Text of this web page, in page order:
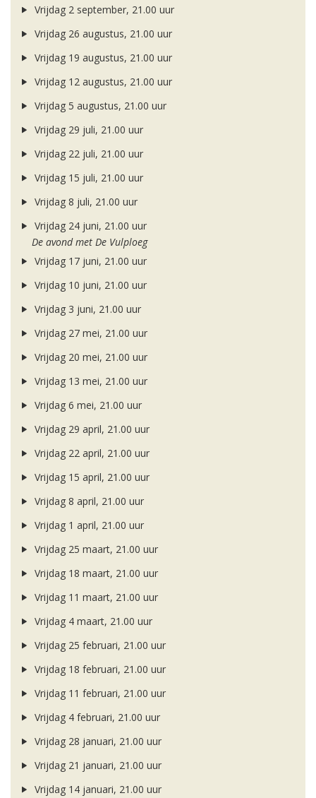
Vrijdag 2 september, 21.00 uur
Vrijdag 26 augustus, 21.00 uur
Vrijdag 19 augustus, 21.00 uur
Vrijdag 12 augustus, 21.00 uur
Vrijdag 5 augustus, 21.00 uur
Vrijdag 29 juli, 21.00 uur
Vrijdag 22 juli, 21.00 uur
Vrijdag 15 juli, 21.00 uur
Vrijdag 8 juli, 21.00 uur
Vrijdag 24 juni, 21.00 uur
De avond met De Vulploeg
Vrijdag 17 juni, 21.00 uur
Vrijdag 10 juni, 21.00 uur
Vrijdag 3 juni, 21.00 uur
Vrijdag 27 mei, 21.00 uur
Vrijdag 20 mei, 21.00 uur
Vrijdag 13 mei, 21.00 uur
Vrijdag 6 mei, 21.00 uur
Vrijdag 29 april, 21.00 uur
Vrijdag 22 april, 21.00 uur
Vrijdag 15 april, 21.00 uur
Vrijdag 8 april, 21.00 uur
Vrijdag 1 april, 21.00 uur
Vrijdag 25 maart, 21.00 uur
Vrijdag 18 maart, 21.00 uur
Vrijdag 11 maart, 21.00 uur
Vrijdag 4 maart, 21.00 uur
Vrijdag 25 februari, 21.00 uur
Vrijdag 18 februari, 21.00 uur
Vrijdag 11 februari, 21.00 uur
Vrijdag 4 februari, 21.00 uur
Vrijdag 28 januari, 21.00 uur
Vrijdag 21 januari, 21.00 uur
Vrijdag 14 januari, 21.00 uur